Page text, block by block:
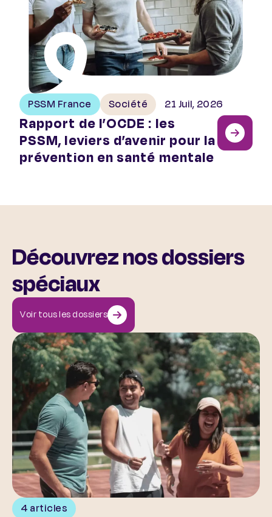
PSSM France Société 21 Juil, 2026
Rapport de l’OCDE : les
PSSM, leviers d’avenir pour la
prévention en santé mentale
Découvrez nos dossiers
spéciaux
Voir tous les dossiers
4 articles
Santé mentale et sport